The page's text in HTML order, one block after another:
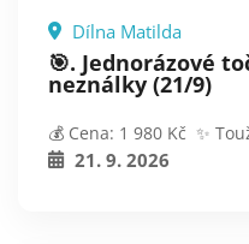
Dílna Matilda
🎯. Jednorázové
neználky (21/9)
💰 Cena: 1 980 Kč ✨
21. 9. 2026